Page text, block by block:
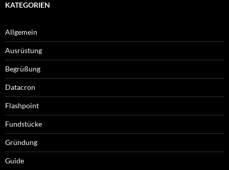
KATEGORIEN
Allgemein
Ausrüstung
Begrüßung
Datacron
Flashpoint
Fundstücke
Gründung
Guide